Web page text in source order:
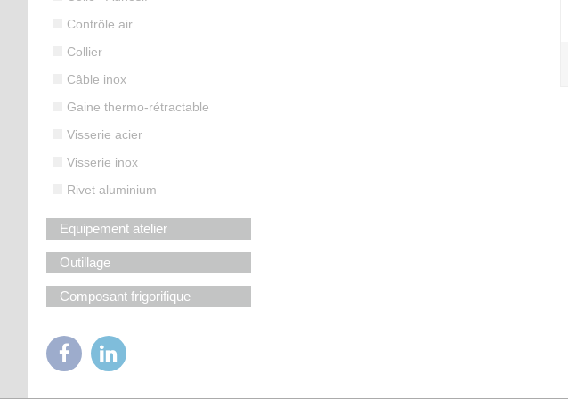
Contrôle air
Collier
Câble inox
Gaine thermo-rétractable
Visserie acier
Visserie inox
Rivet aluminium
Equipement atelier
Outillage
Composant frigorifique